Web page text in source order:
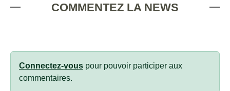
COMMENTEZ LA NEWS
Connectez-vous pour pouvoir participer aux
commentaires.